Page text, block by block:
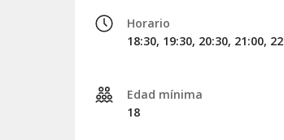
Horario
18:30, 19:30, 20:30, 21:00,
Edad mínima
18